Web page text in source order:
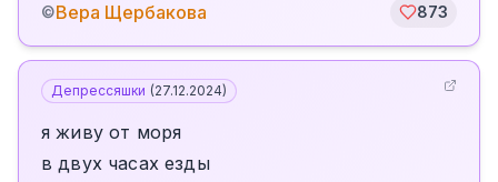
©Вера Щербакова 873
Депрессяшки (27.12.2024)
я живу от моря
в двух часах езды